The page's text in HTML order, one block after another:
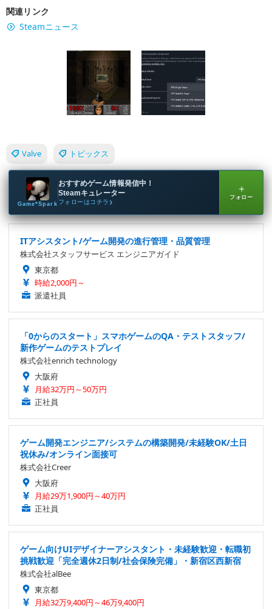
関連リンク
Steamニュース
Valve トピックス
Game*Spark
おすすめゲーム情報発信中！
Steamキュレーター
フォローはコチラ
＋
フォロー
ITアシスタント/ゲーム開発の進行管理・品質管理
株式会社スタッフサービス エンジニアガイド
東京都
時給2,000円～
派遣社員
「0からのスタート」スマホゲームのQA・テストスタッフ/
新作ゲームのテストプレイ
株式会社enrich technology
大阪府
月給32万円～50万円
正社員
ゲーム開発エンジニア/システムの構築開発/未経験OK/土日
祝休み/オンライン面接可
株式会社Creer
大阪府
月給29万1,900円～40万円
正社員
ゲーム向けUIデザイナーアシスタント・未経験歓迎・転職初
挑戦歓迎「完全週休2日制/社会保険完備」・新宿区西新宿
株式会社alBee
東京都
月給32万9,400円～46万9,400円